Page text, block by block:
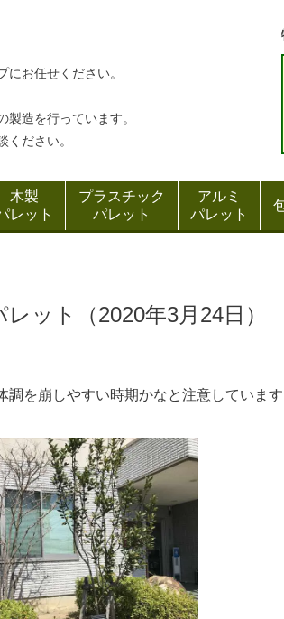
お任せください。
造を行っています。
ださい。
木製
レット
プラスチック
パレット
アルミ
パレット
ット（2020年3月24日）
を崩しやすい時期かなと注意しています